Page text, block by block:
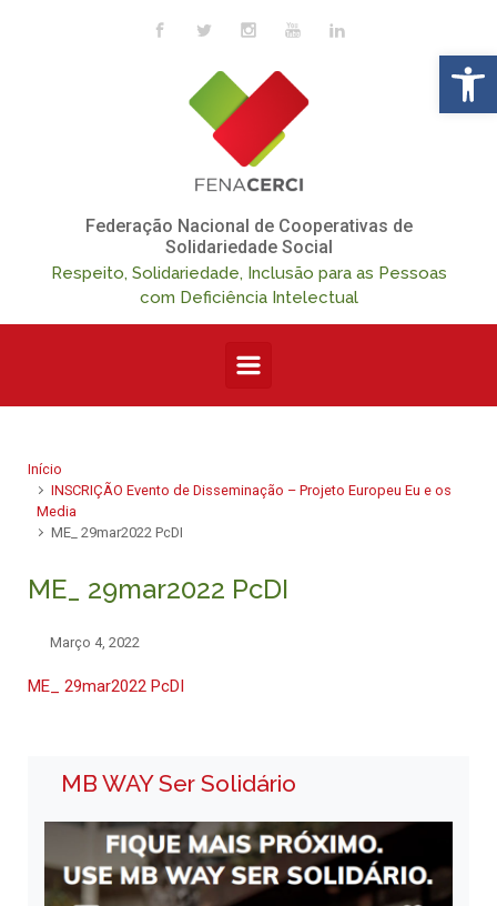
Skip to main content
Federação Nacional de Cooperativas de
Solidariedade Social
Respeito, Solidariedade, Inclusão para as Pessoas
com Deficiência Intelectual
Início
INSCRIÇÃO Evento de Disseminação – Projeto Europeu Eu e os
Media
ME_ 29mar2022 PcDI
ME_ 29mar2022 PcDI
Março 4, 2022
ME_ 29mar2022 PcDI
MB WAY Ser Solidário